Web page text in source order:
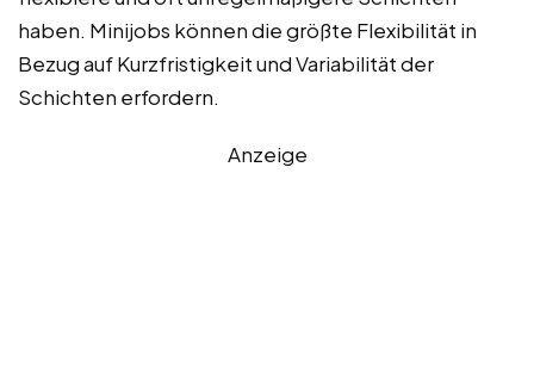
haben. Minijobs können die größte Flexibilität in
Bezug auf Kurzfristigkeit und Variabilität der
Schichten erfordern.
Anzeige